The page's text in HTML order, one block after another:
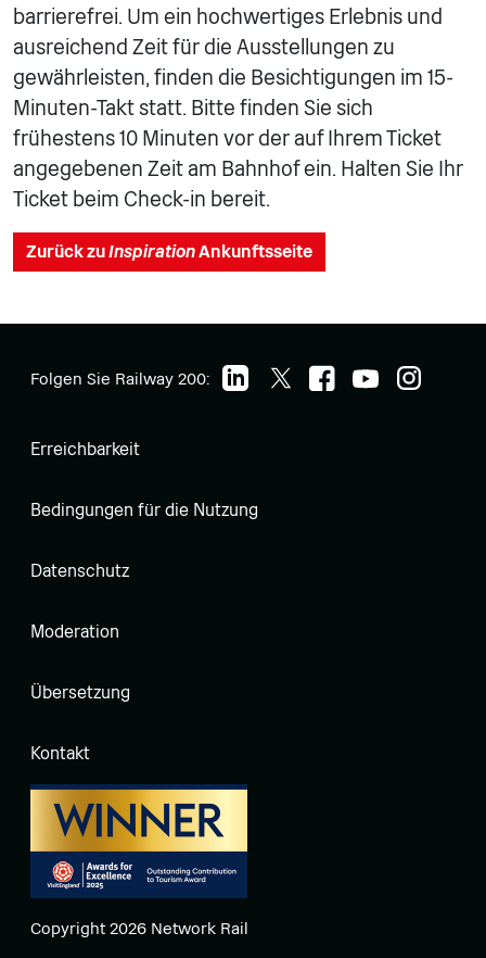
barrierefrei. Um ein hochwertiges Erlebnis und
ausreichend Zeit für die Ausstellungen zu
gewährleisten, finden die Besichtigungen im 15-
Minuten-Takt statt. Bitte finden Sie sich
frühestens 10 Minuten vor der auf Ihrem Ticket
angegebenen Zeit am Bahnhof ein. Halten Sie Ihr
Ticket beim Check-in bereit.
Zurück zuInspirationAnkunftsseite
Folgen Sie Railway 200:
Erreichbarkeit
Bedingungen für die Nutzung
Datenschutz
Moderation
Übersetzung
Kontakt
Copyright 2026 Network Rail